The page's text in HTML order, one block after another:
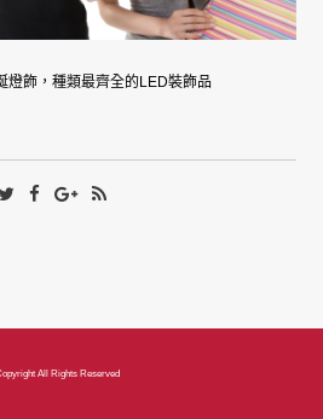
燈飾，種類最齊全的LED裝飾品
All Rights Reserved